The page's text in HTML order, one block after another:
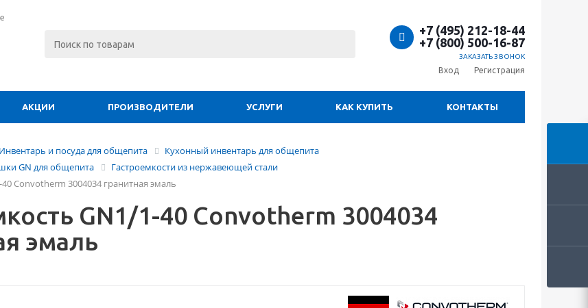
+7 (495) 212-18-44
+7 (800) 500-16-87
ЗАКАЗАТЬ ЗВОНОК
Вход Регистрация
АКЦИИ ПРОИЗВОДИТЕЛИ УСЛУГИ КАК КУПИТЬ КОНТАКТЫ
Инвентарь и посуда для общепита
Кухонный инвентарь для общепита
GN для общепита
Гастроемкости из нержавеющей стали
Convotherm 3004034 гранитная эмаль
GN1/1-40 Convotherm 3004034
эмаль